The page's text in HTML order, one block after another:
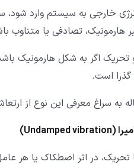
خارجی به سیستم وارد
هارمونیک، تصادفی یا متناوب
تحریک اگر به شکل هارمونیک
است.
به سراغ معرفی این نوع از
(Undamped vibration)
تحریک، در اثر اصطکاک یا هر